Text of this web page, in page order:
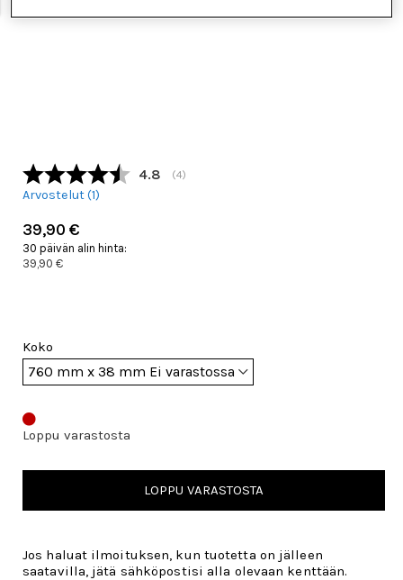
Keskimääräinen luokitus:
4.8 (äänet:
4)
Arvostelut (1)
39,90 €
30 päivän alin hinta:
39,90 €
Koko
Loppu varastosta
LOPPU VARASTOSTA
Jos haluat ilmoituksen, kun tuotetta on jälleen
saatavilla, jätä sähköpostisi alla olevaan kenttään.